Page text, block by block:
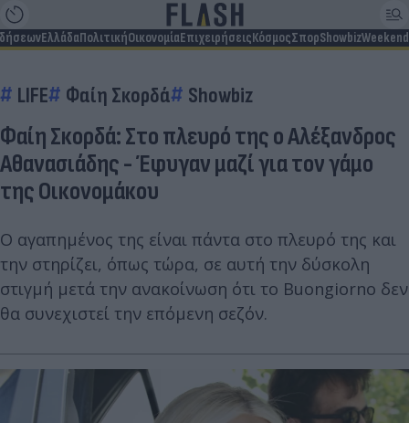
ΕλλάδαΠολιτικήΟικονομίαΕπιχειρήσειςΚόσμοςΣπορShowbizWeekend
LIFE Φαίη Σκορδά Showbiz
Φαίη Σκορδά: Στο πλευρό της ο Αλέξανδρος
Αθανασιάδης - Έφυγαν μαζί για τον γάμο
της Οικονομάκου
Ο αγαπημένος της είναι πάντα στο πλευρό της και
την στηρίζει, όπως τώρα, σε αυτή την δύσκολη
στιγμή μετά την ανακοίνωση ότι το Buongiorno δεν
θα συνεχιστεί την επόμενη σεζόν.